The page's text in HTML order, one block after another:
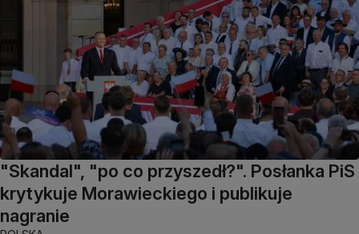
"Skandal", "po co przyszedł?". Posłanka PiS
krytykuje Morawieckiego i publikuje
nagranie